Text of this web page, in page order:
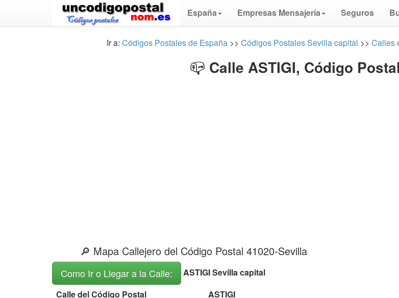
España Empresas Mensajería Seguros
Ir a: Códigos Postales de España >> Códigos Postales Sevilla capital >> Calles
📪 Calle ASTIGI, Código
🔎 Mapa Callejero del Código Postal 41020-Sevilla
Como Ir o Llegar a la Calle:
ASTIGI Sevilla capital
Calle del Código Postal
ASTIGI